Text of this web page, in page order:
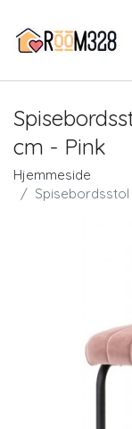
cm - Pink
Hjemmeside
Spisebordsstol